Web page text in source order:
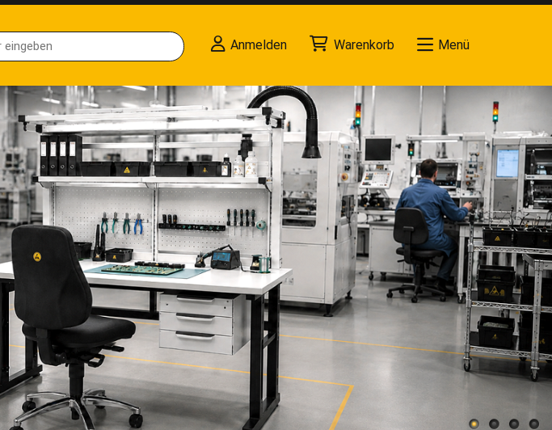
Anmelden Warenkorb Menü